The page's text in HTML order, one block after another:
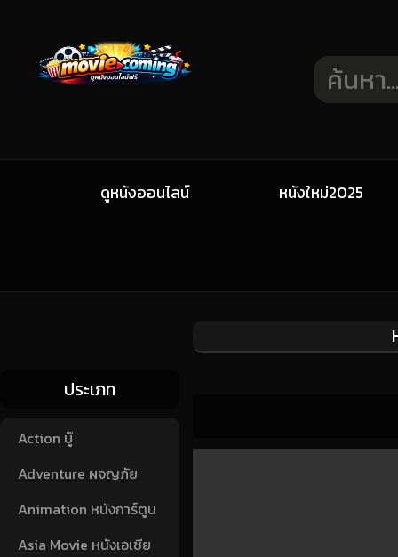
ดูหนังออนไลน์ หนังใหม่2025
ประเภท
Action บู๊
Adventure ผจญภัย
Animation หนังการ์ตูน
Asia Movie หนังเอเชีย